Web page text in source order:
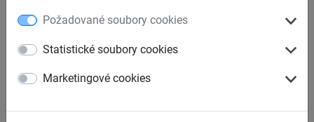
Požadované soubory cookies
Statistické soubory cookies
Marketingové cookies
Ochranná síť PP 5 mm, oko 45
mm, nehořlavé provedení